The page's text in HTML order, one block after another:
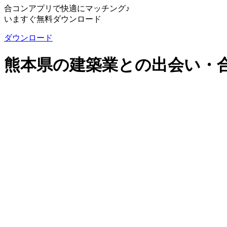
合コンアプリで快適にマッチング♪
いますぐ無料ダウンロード
ダウンロード
熊本県の建築業との出会い・